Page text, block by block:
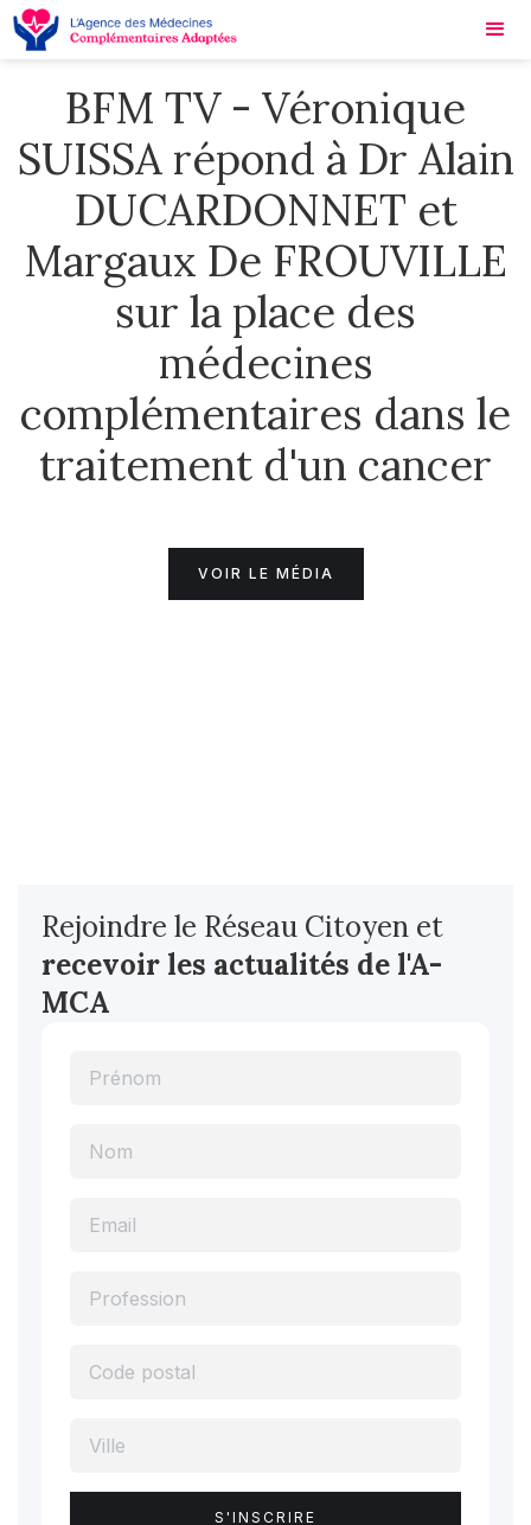
BFM TV - Véronique
SUISSA répond à Dr Alain
DUCARDONNET et
Margaux De FROUVILLE
sur la place des
médecines
complémentaires dans le
traitement d'un cancer
VOIR LE MÉDIA
Rejoindre le Réseau Citoyen et
recevoir les actualités de l'A-
MCA